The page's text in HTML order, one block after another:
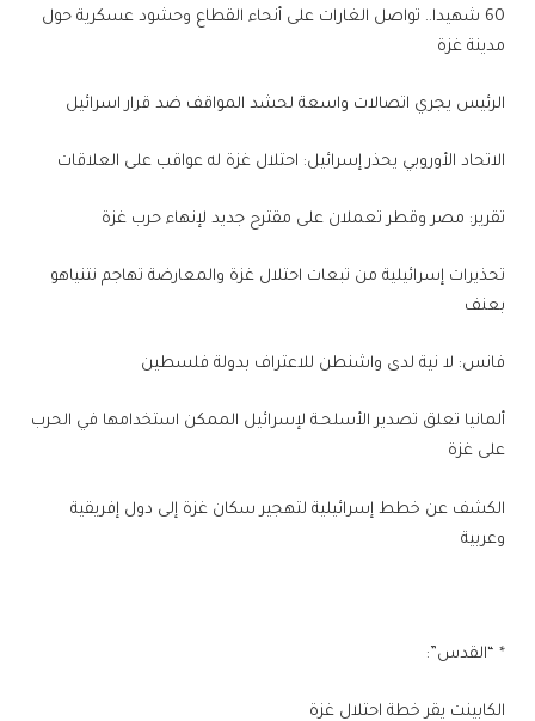
60 شهيدا.. تواصل الغارات على أنحاء القطاع وحشود عسكرية حول
مدينة غزة
الرئيس يجري اتصالات واسعة لحشد المواقف ضد قرار اسرائيل
الاتحاد الأوروبي يحذر إسرائيل: احتلال غزة له عواقب على العلاقات
تقرير: مصر وقطر تعملان على مقترح جديد لإنهاء حرب غزة
تحذيرات إسرائيلية من تبعات احتلال غزة والمعارضة تهاجم نتنياهو
بعنف
فانس: لا نية لدى واشنطن للاعتراف بدولة فلسطين
ألمانيا تعلق تصدير الأسلحـة لإسرائيل الممكن استخدامها في الحرب
على غزة
الكشف عن خطط إسرائيلية لتهجير سكان غزة إلى دول إفريقية
وعربية
* “القدس”:
الكابينت يقر خطة احتلال غزة